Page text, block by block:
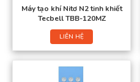
Máy tạo khí Nitơ N2 tinh khiết
Tecbell TBB-120MZ
LIÊN HỆ